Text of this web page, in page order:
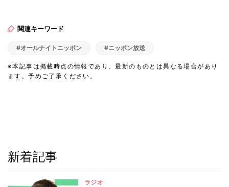
関連キーワード
#オールナイトニッポン #ニッポン放送
※本記事は掲載時点の情報であり、最新のものとは異なる場合があり
ます。予めご了承ください。
新着記事
ラジオ